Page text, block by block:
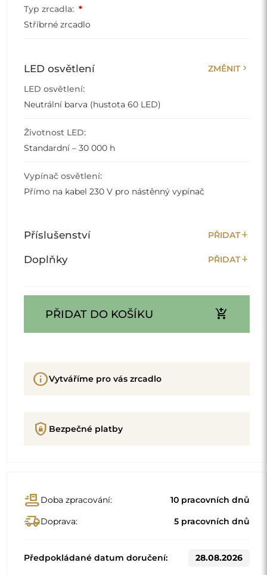
Typ zrcadla: *
Stříbrné zrcadlo
LED osvětlení ZMĚNITchevron_right
LED osvětlení:
Neutrální barva (hustota 60 LED)
Životnost LED:
Standardní – 30 000 h
Vypínač osvětlení:
Přímo na kabel 230 V pro nástěnný vypínač
Příslušenství PŘIDATadd
Doplňky PŘIDATadd
PŘIDAT DO KOŠÍKU add_shopping_cart
infoVytváříme pro vás zrcadlo
shield_lock Bezpečné platby
conveyor_beltDoba zpracování: 10 pracovních dnů
delivery_truck_speedDoprava: 5 pracovních dnů
Předpokládané datum doručení: 28.08.2026